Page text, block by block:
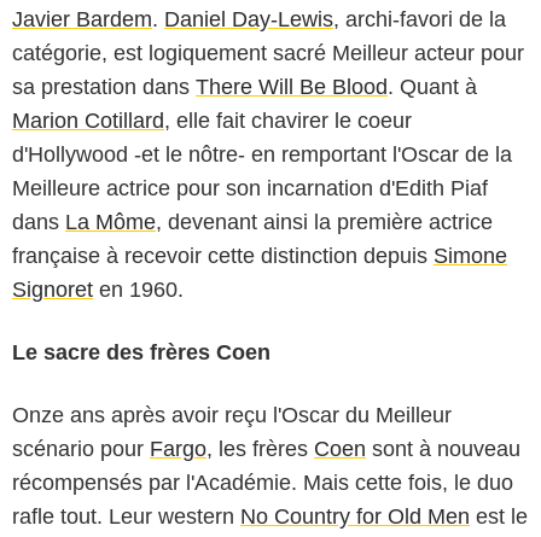
Javier Bardem. Daniel Day-Lewis, archi-favori de la
catégorie, est logiquement sacré Meilleur acteur pour
sa prestation dans There Will Be Blood. Quant à
Marion Cotillard, elle fait chavirer le coeur
d'Hollywood -et le nôtre- en remportant l'Oscar de la
Meilleure actrice pour son incarnation d'Edith Piaf
dans La Môme, devenant ainsi la première actrice
française à recevoir cette distinction depuis Simone
Signoret en 1960.
Le sacre des frères Coen
Onze ans après avoir reçu l'Oscar du Meilleur
scénario pour Fargo, les frères Coen sont à nouveau
récompensés par l'Académie. Mais cette fois, le duo
rafle tout. Leur western No Country for Old Men est le